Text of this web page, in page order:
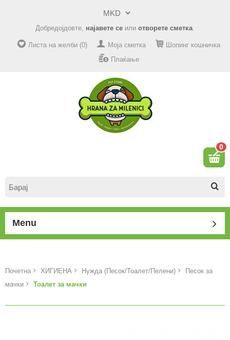
Добредојдовте, најавете се или отворете сметка.
Листа на желби (0) Моја сметка
Шопинг кошничка
Плаќање
0
Menu
Почетна ХИГИЕНА Нужда (Песок/Тоалет/Пелени)
Песок за
мачки
Тоалет за мачки